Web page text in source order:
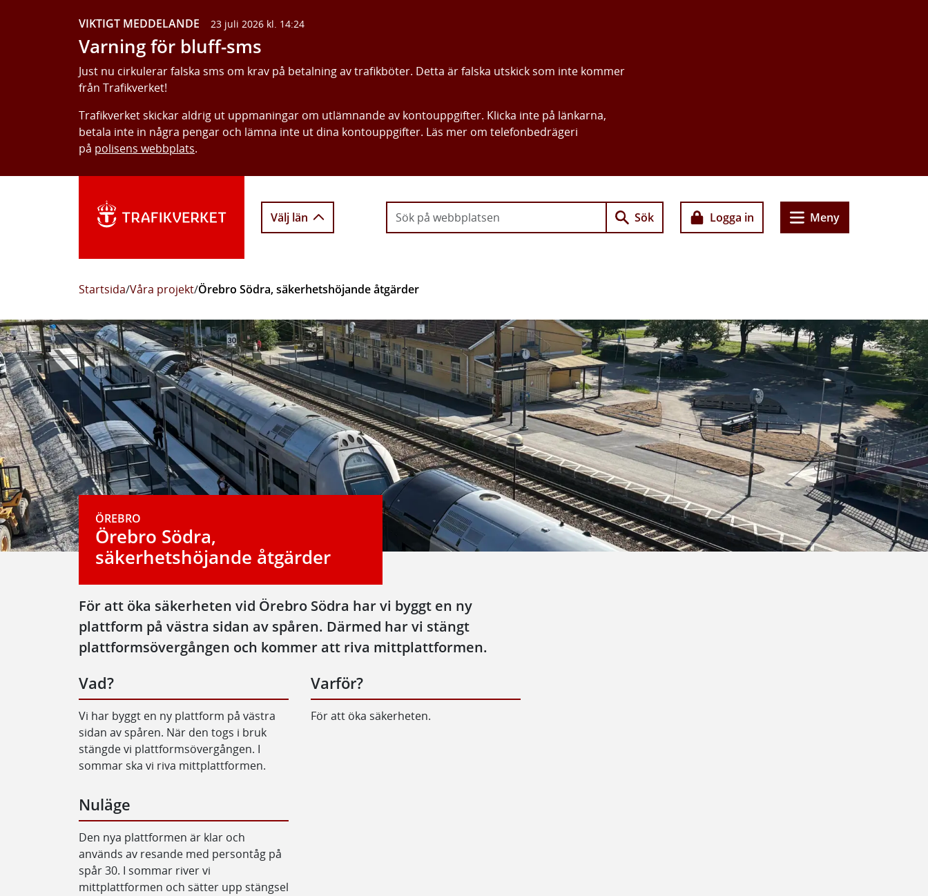
VIKTIGT MEDDELANDE 23 juli 2026 kl. 14:24
Varning för bluff-sms
Just nu cirkulerar falska sms om krav på betalning av trafikböter. Detta är falska utskick som inte kommer
från Trafikverket!
Trafikverket skickar aldrig ut uppmaningar om utlämnande av kontouppgifter. Klicka inte på länkarna,
betala inte in några pengar och lämna inte ut dina kontouppgifter. Läs mer om telefonbedrägeri
på polisens webbplats.
Välj län Sök Logga in Meny
Startsida/Våra projekt/Örebro Södra, säkerhetshöjande åtgärder
ÖREBRO
Örebro Södra,
säkerhetshöjande åtgärder
För att öka säkerheten vid Örebro Södra har vi byggt en ny
plattform på västra sidan av spåren. Därmed har vi stängt
plattformsövergången och kommer att riva mittplattformen.
Vad?
Vi har byggt en ny plattform på västra
sidan av spåren. När den togs i bruk
stängde vi plattformsövergången. I
sommar ska vi riva mittplattformen.
Varför?
För att öka säkerheten.
Nuläge
Den nya plattformen är klar och
används av resande med persontåg på
spår 30. I sommar river vi
mittplattformen och sätter upp stängsel